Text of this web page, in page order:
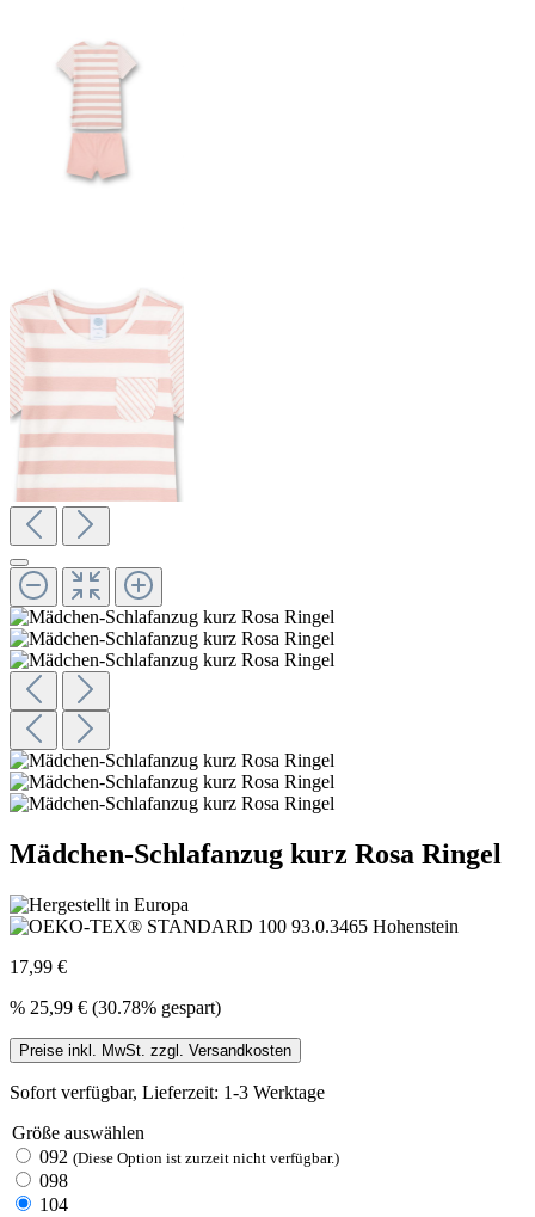
Mädchen-Schlafanzug kurz Rosa Ringel
17,99 €
% 25,99 € (30.78% gespart)
Preise inkl. MwSt. zzgl. Versandkosten
Sofort verfügbar, Lieferzeit: 1-3 Werktage
Größe auswählen
092 (Diese Option ist zurzeit nicht verfügbar.)
098
104